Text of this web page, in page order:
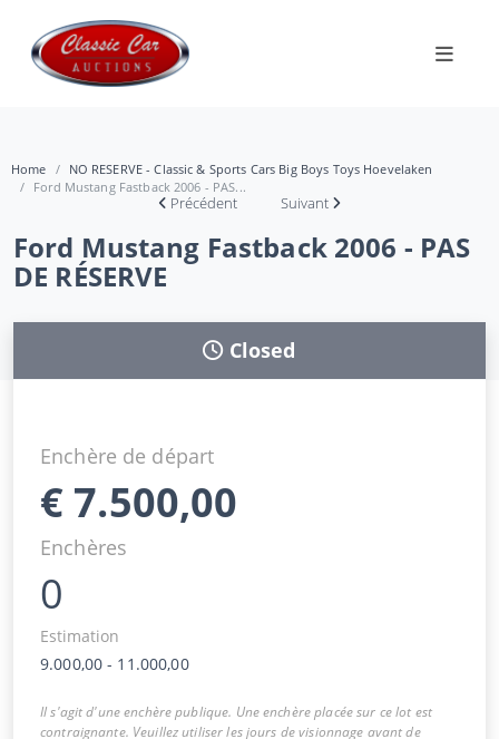
Home
NO RESERVE - Classic & Sports Cars Big Boys Toys Hoevelaken
Ford Mustang Fastback 2006 - PAS...
Précédent Suivant
Ford Mustang Fastback 2006 - PAS
DE RÉSERVE
Closed
Enchère de départ
€ 7.500,00
Enchères
0
Estimation
9.000,00 - 11.000,00
Il s'agit d'une enchère publique. Une enchère placée sur ce lot est
contraignante. Veuillez utiliser les jours de visionnage avant de